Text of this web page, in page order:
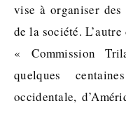
vise à organiser
de la société.
« Commission
quelques
occidentale,